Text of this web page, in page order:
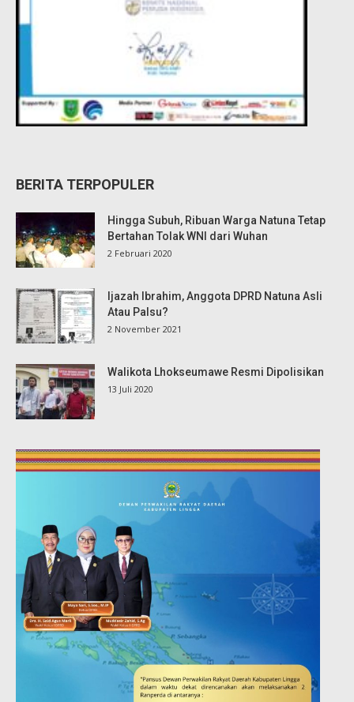
BERITA TERPOPULER
Hingga Subuh, Ribuan Warga Natuna Tetap
Bertahan Tolak WNI dari Wuhan
2 Februari 2020
Ijazah Ibrahim, Anggota DPRD Natuna Asli
Atau Palsu?
2 November 2021
Walikota Lhokseumawe Resmi Dipolisikan
13 Juli 2020